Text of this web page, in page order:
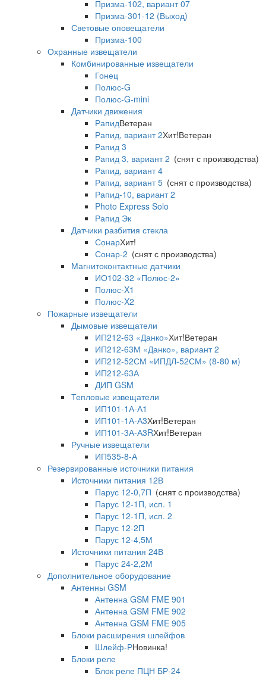
Призма-102, вариант 07
Призма-301-12 (Выход)
Световые оповещатели
Призма-100
Охранные извещатели
Комбинированные извещатели
Гонец
Полюс-G
Полюс-G-mini
Датчики движения
РапидВетеран
Рапид, вариант 2Хит!Ветеран
Рапид 3
Рапид 3, вариант 2 (снят с производства)
Рапид, вариант 4
Рапид, вариант 5 (снят с производства)
Рапид-10, вариант 2
Photo Express Solo
Рапид Эк
Датчики разбития стекла
СонарХит!
Сонар-2 (снят с производства)
Магнитоконтактные датчики
ИО102-32 «Полюс-2»
Полюс-X1
Полюс-X2
Пожарные извещатели
Дымовые извещатели
ИП212-63 «Данко»Хит!Ветеран
ИП212-63М «Данко», вариант 2
ИП212-52СМ «ИПДЛ-52СМ» (8-80 м)
ИП212-63А
ДИП GSM
Тепловые извещатели
ИП101-1А-А1
ИП101-1А-А3Хит!Ветеран
ИП101-3А-А3RХит!Ветеран
Ручные извещатели
ИП535-8-А
Резервированные источники питания
Источники питания 12В
Парус 12-0,7П (снят с производства)
Парус 12-1П, исп. 1
Парус 12-1П, исп. 2
Парус 12-2П
Парус 12-4,5М
Источники питания 24В
Парус 24-2,2М
Дополнительное оборудование
Антенны GSM
Антенна GSM FME 901
Антенна GSM FME 902
Антенна GSM FME 905
Блоки расширения шлейфов
Шлейф-РНовинка!
Блоки реле
Блок реле ПЦН БР-24